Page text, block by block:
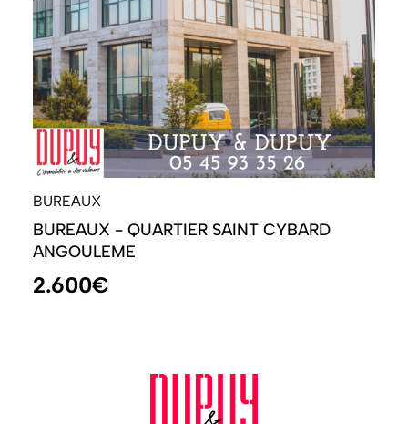
BUREAUX
BUREAUX - QUARTIER SAINT CYBARD
ANGOULEME
2.600€